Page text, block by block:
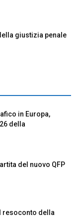
giustizia penale
in Europa,
della
del nuovo QFP
resoconto della